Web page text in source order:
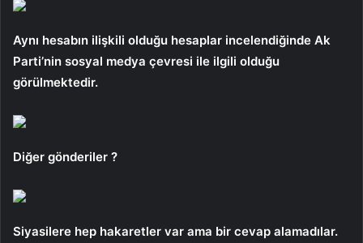
Aynı hesabın ilişkili olduğu hesaplar incelendiğinde Ak
Parti’nin sosyal medya çevresi ile ilgili olduğu
görülmektedir.
Diğer gönderiler ?
Siyasilere hep hakaretler var ama bir cevap alamadılar.